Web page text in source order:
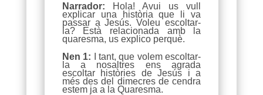
Narrador: Hola! Avui us vull
explicar una història que li va
passar a Jesús. Voleu escoltar-
la? Està relacionada amb la
quaresma, us explico perquè.
Nen 1: I tant, que volem escoltar-
la a nosaltres ens agrada
escoltar històries de Jesús i a
més des del dimecres de cendra
estem ja a la Quaresma.